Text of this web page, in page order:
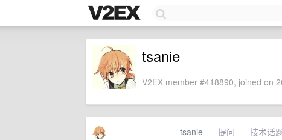
tsanie
V2EX member #418890, joined on
tsanie 提问 技术话